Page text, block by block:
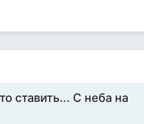
ставить... С неба на